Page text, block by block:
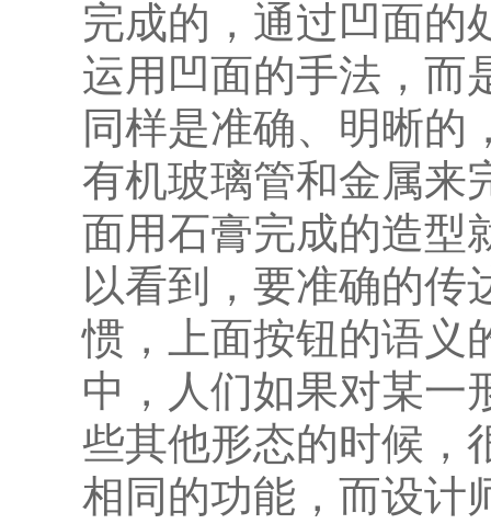
完成的，通过凹面的
运用凹面的手法，而
同样是准确、明晰的
有机玻璃管和金属来
面用石膏完成的造型
以看到，要准确的传
惯，上面按钮的语义
中，人们如果对某一
些其他形态的时候，
相同的功能，而设计